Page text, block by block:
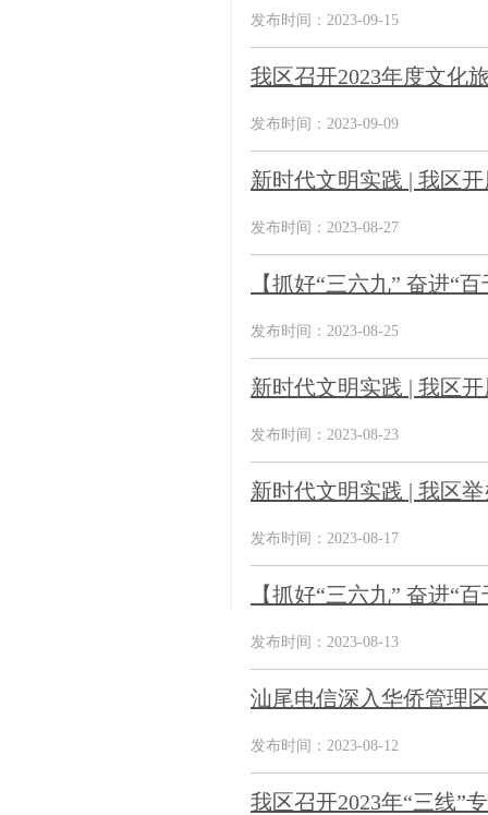
发布时间：2023-09-15
我区召开2023年度文化
发布时间：2023-09-09
新时代文明实践 | 我区
发布时间：2023-08-27
【抓好“三六九” 奋进“
发布时间：2023-08-25
新时代文明实践 | 我区
发布时间：2023-08-23
新时代文明实践 | 我区
发布时间：2023-08-17
【抓好“三六九” 奋进“
发布时间：2023-08-13
汕尾电信深入华侨管理
发布时间：2023-08-12
我区召开2023年“三线”